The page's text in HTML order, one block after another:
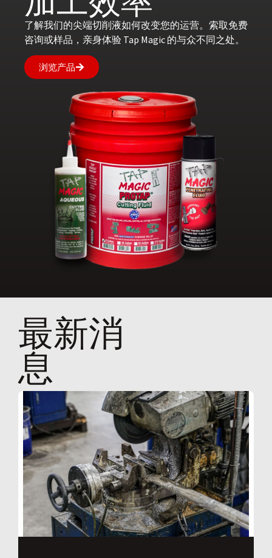
了解我们的尖端切削液如何改变您的运营。索取免费
咨询或样品，亲身体验 Tap Magic 的与众不同之处。
浏览产品
最新消
息